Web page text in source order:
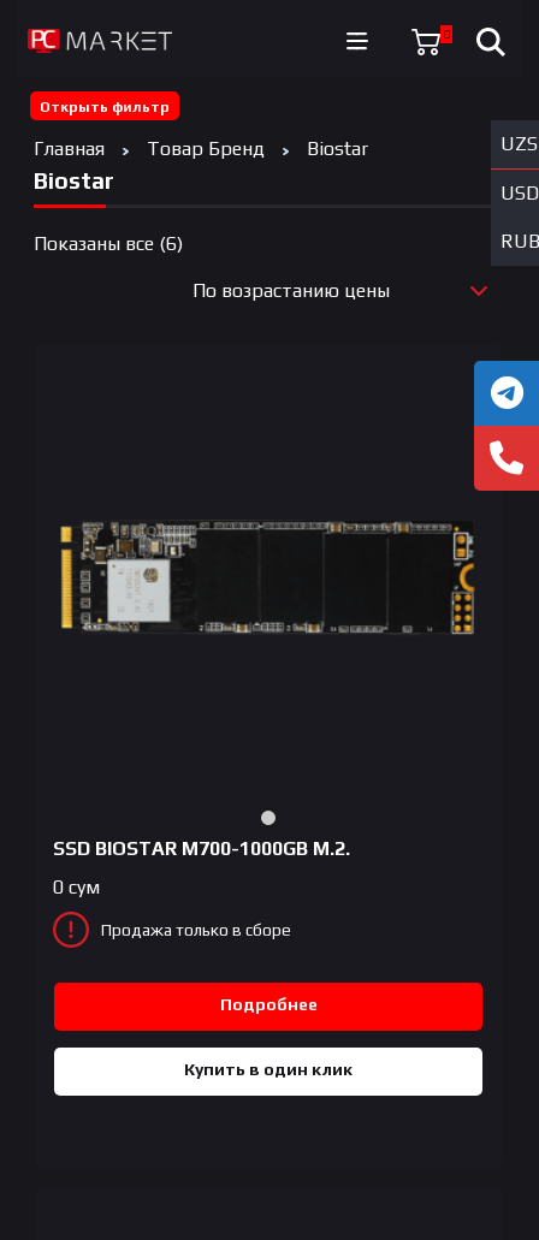
0
UZS
USD
RUB
Открыть фильтр
Главная Товар Бренд Biostar
Biostar
Показаны все (6)Цены:
возрастанию
По возрастанию цены
SSD BIOSTAR M700-1000GB M.2.
0 сум
Продажа только в сборе
Подробнее
Купить в один клик